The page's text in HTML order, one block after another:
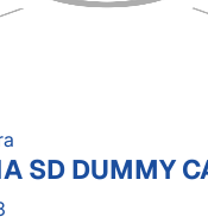
SD DUMMY